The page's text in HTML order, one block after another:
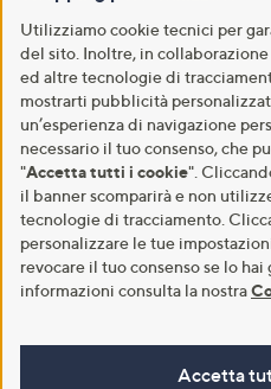
Utilizziamo cookie tecnici per
del sito. Inoltre, in
ed altre tecnologie di
mostrarti pubblicità
un’esperienza di navigazione
necessario il tuo consenso, che
"Accetta tutti i cookie".
il banner scomparirà e non
tecnologie di tracciamento.
personalizzare le tue
revocare il tuo consenso se lo
informazioni consulta la nostra
Accetta